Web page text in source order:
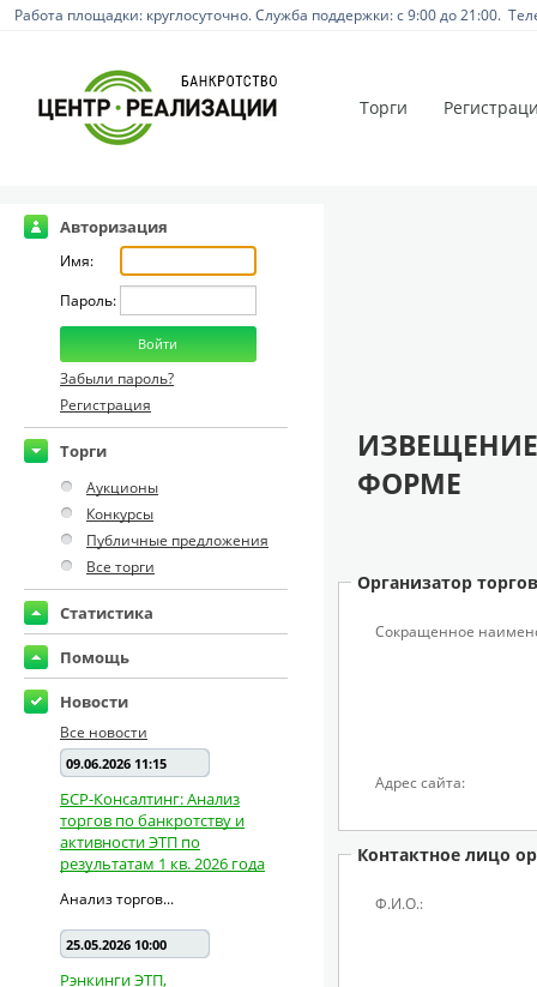
Работа площадки: круглосуточно. Служба поддержки: с 9:00 до 21:00.
Торги
Авторизация
Имя:
Пароль:
Забыли пароль?
Регистрация
Торги
Аукционы
Конкурсы
Публичные предложения
Все торги
Статистика
Помощь
Новости
Все новости
09.06.2026 11:15
БСР-Консалтинг: Анализ
торгов по банкротству и
активности ЭТП по
результатам 1 кв. 2026 года
Анализ торгов...
25.05.2026 10:00
Рэнкинги ЭТП,
ФОРМЕ
Организатор торгов
Сокращенное
Адрес сайта:
Контактное лицо
Ф.И.О.: